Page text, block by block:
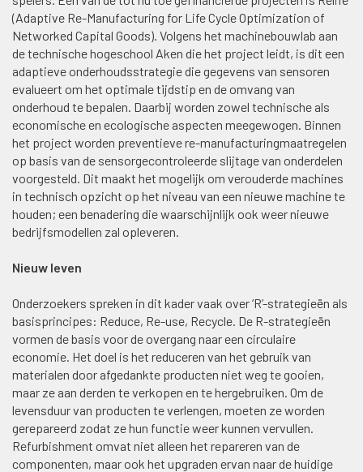
(Adaptive Re-Manufacturing for Life Cycle Optimization of
Networked Capital Goods). Volgens het machinebouwlab aan
de technische hogeschool Aken die het project leidt, is dit een
adaptieve onderhoudsstrategie die gegevens van sensoren
evalueert om het optimale tijdstip en de omvang van
onderhoud te bepalen. Daarbij worden zowel technische als
economische en ecologische aspecten meegewogen. Binnen
het project worden preventieve re-manufacturingmaatregelen
op basis van de sensorgecontroleerde slijtage van onderdelen
voorgesteld. Dit maakt het mogelijk om verouderde machines
in technisch opzicht op het niveau van een nieuwe machine te
houden; een benadering die waarschijnlijk ook weer nieuwe
bedrijfsmodellen zal opleveren.
Nieuw leven
Onderzoekers spreken in dit kader vaak over ‘R’-strategieën als
basisprincipes: Reduce, Re-use, Recycle. De R-strategieën
vormen de basis voor de overgang naar een circulaire
economie. Het doel is het reduceren van het gebruik van
materialen door afgedankte producten niet weg te gooien,
maar ze aan derden te verkopen en te hergebruiken. Om de
levensduur van producten te verlengen, moeten ze worden
gerepareerd zodat ze hun functie weer kunnen vervullen.
Refurbishment omvat niet alleen het repareren van de
componenten, maar ook het upgraden ervan naar de huidige